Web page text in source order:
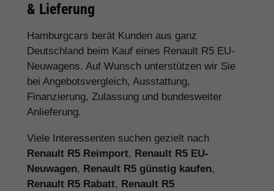
& Lieferung
Hamburgcars berät Kunden aus ganz
Deutschland beim Kauf eines Renault R5 EU-
Neuwagens. Auf Wunsch unterstützen wir Sie
bei Angebotsvergleich, Ausstattung,
Finanzierung, Zulassung und bundesweiter
Anlieferung.
Viele Interessenten suchen gezielt nach
Renault R5 Reimport, Renault R5 EU-
Neuwagen, Renault R5 günstig kaufen,
Renault R5 Rabatt, Renault R5